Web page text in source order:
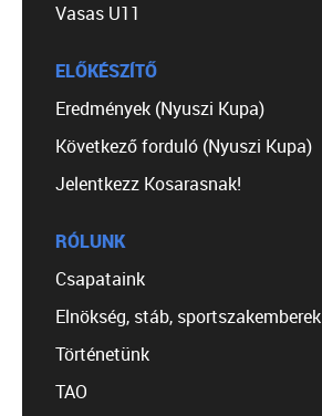
Vasas U11
ELŐKÉSZÍTŐ
Eredmények (Nyuszi Kupa)
Következő forduló (Nyuszi Kupa)
Jelentkezz Kosarasnak!
RÓLUNK
Csapataink
Elnökség, stáb, sportszakemberek
Történetünk
TAO